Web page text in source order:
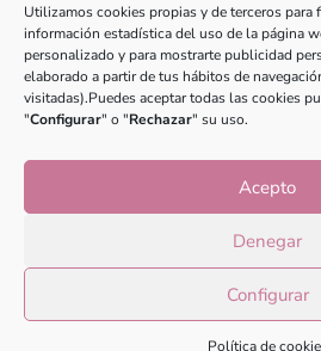
Utilizamos cookies propias y de terceros
información estadística del uso de la página
personalizado y para mostrarte publicidad
elaborado a partir de tus hábitos de
visitadas).Puedes aceptar todas las cookies
"Configurar" o "Rechazar" su uso.
Acepto
Denegar
Configurar
Política de
Email:
Teléfono
697 660 312